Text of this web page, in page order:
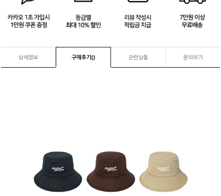
상세정보 구매후기() 관련상품 문의하기